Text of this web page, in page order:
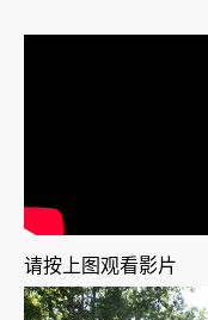
请按上图观看影片